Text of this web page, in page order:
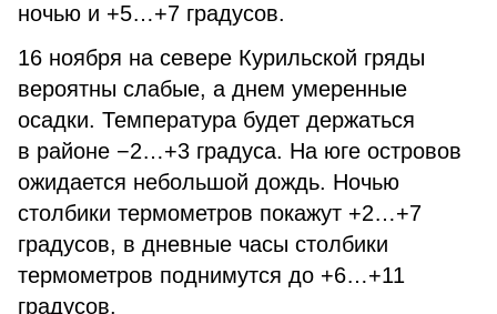
ночью и +5…+7 градусов.
16 ноября на севере Курильской гряды
вероятны слабые, а днем умеренные
осадки. Температура будет держаться
в районе −2…+3 градуса. На юге островов
ожидается небольшой дождь. Ночью
столбики термометров покажут +2…+7
градусов, в дневные часы столбики
термометров поднимутся до +6…+11
градусов.